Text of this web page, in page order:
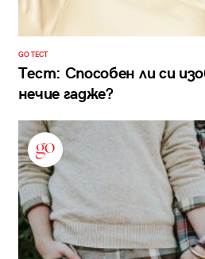
GO ТЕСТ
Тест: Способен ли си
нечие гадже?